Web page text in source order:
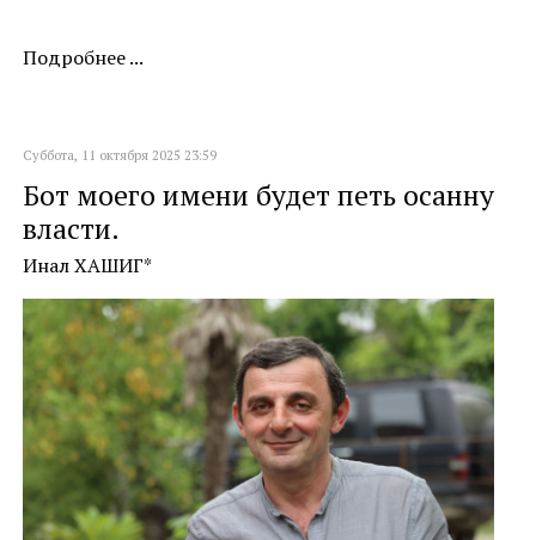
Подробнее ...
Суббота, 11 октября 2025 23:59
Бот моего имени будет петь осанну
власти.
Инал ХАШИГ*